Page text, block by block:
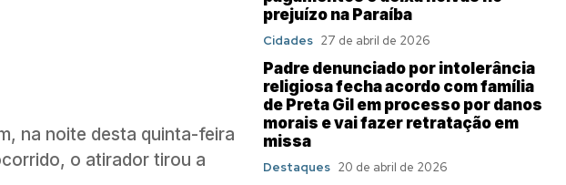
na noite desta quinta-feira
o atirador tirou a
prejuízo na Paraíba
Cidades 27 de abril de 2026
Padre denunciado por intolerância
religiosa fecha acordo com família
de Preta Gil em processo por danos
morais e vai fazer retratação em
missa
Destaques 20 de abril de 2026